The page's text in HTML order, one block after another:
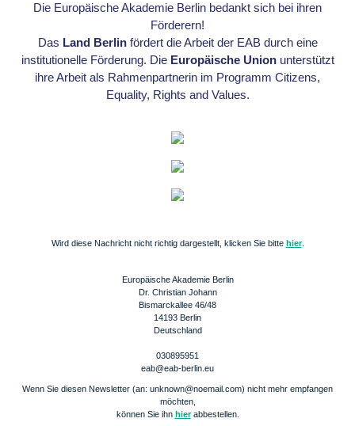
Die Europäische Akademie Berlin bedankt sich bei ihren
Förderern!
Das Land Berlinfördert die Arbeit der EAB durch eine
institutionelle Förderung. Die Europäische Unionunterstützt
ihre Arbeit als Rahmenpartnerin im Programm Citizens,
Equality, Rights and Values.
Wird diese Nachricht nicht richtig dargestellt, klicken Sie bitte hier.
Europäische Akademie Berlin
Dr. Christian Johann
Bismarckallee 46/48
14193 Berlin
Deutschland
030895951
eab@eab-berlin.eu
Wenn Sie diesen Newsletter (an: unknown@noemail.com) nicht mehr empfangen
möchten,
können Sie ihn hierabbestellen.